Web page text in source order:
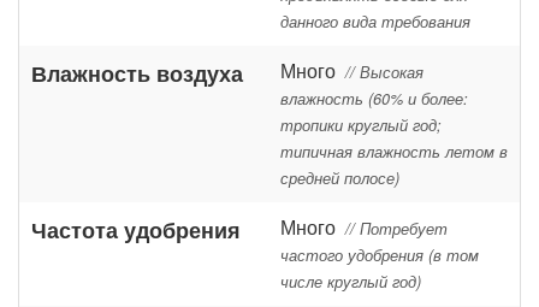
данного вида требования
Влажность воздуха Много // Высокая
влажность (60% и более:
тропики круглый год;
типичная влажность летом в
средней полосе)
Частота удобрения Много // Потребует
частого удобрения (в том
числе круглый год)